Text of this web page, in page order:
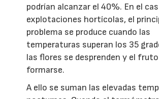
podrían alcanzar el 40%. En el
explotaciones hortícolas, el
problema se produce cuando las
temperaturas superan los 35
las flores se desprenden y el
formarse.
A ello se suman las elevadas